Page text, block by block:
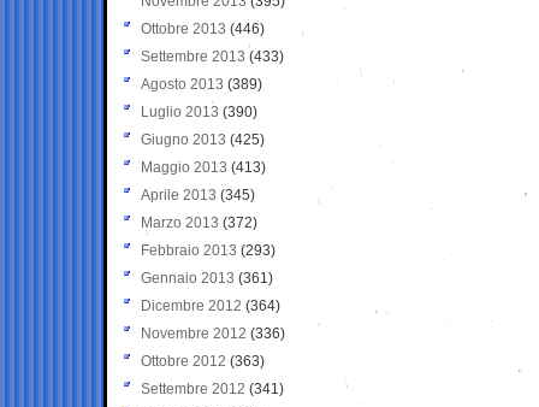
Ottobre 2013 (446)
Settembre 2013 (433)
Agosto 2013 (389)
Luglio 2013 (390)
Giugno 2013 (425)
Maggio 2013 (413)
Aprile 2013 (345)
Marzo 2013 (372)
Febbraio 2013 (293)
Gennaio 2013 (361)
Dicembre 2012 (364)
Novembre 2012 (336)
Ottobre 2012 (363)
Settembre 2012 (341)